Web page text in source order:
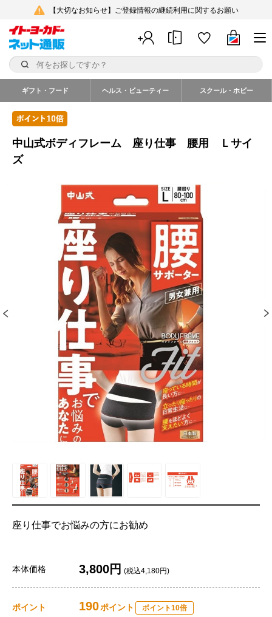
【大切なお知らせ】ご登録情報の継続利用に関するお願い
ギフト・フード ヘルス・ビューティー スクール・ホビー
中山式ボディフレーム 座り仕事 腰用 Ｌサイ
ズ
座り仕事でお悩みの方にお勧め
本体価格 3,800円 (税込4,180円)
ポイント 190ポイント ポイント10倍